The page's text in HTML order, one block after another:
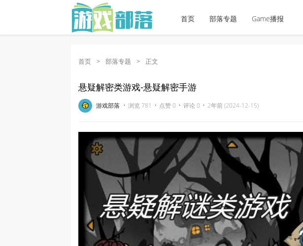
首页 部落专题 Game播报
首页 > 部落专题 > 正文
悬疑解密类游戏-悬疑解密手游
游戏部落 · 浏览 781 · 点赞 0 · 评论 0 · 2年前 (2024-12-15)